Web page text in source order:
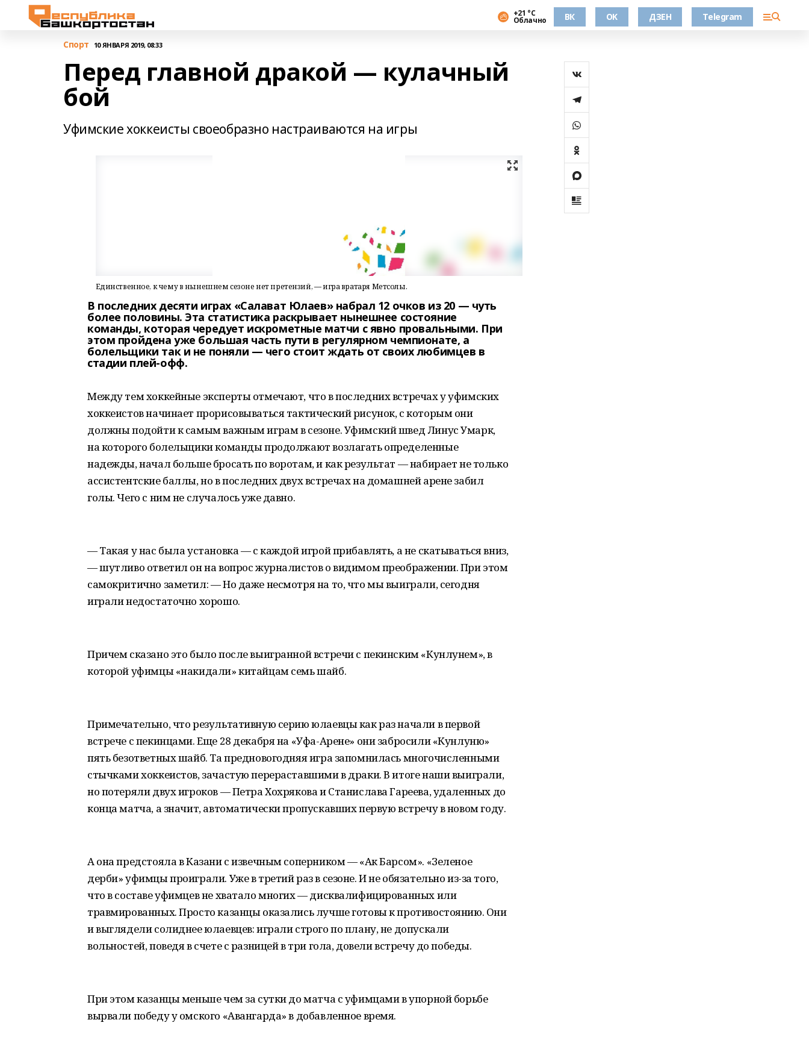
+21 °С
Облачно ВК OK ДЗЕН Telegram
Спорт 10 ЯНВАРЯ 2019, 08:33
Перед главной дракой — кулачный
бой
Уфимские хоккеисты своеобразно настраиваются на игры
Единственное, к чему в нынешнем сезоне нет претензий, — игра вратаря Метсолы.
В последних десяти играх «Салават Юлаев» набрал 12 очков из 20 — чуть
более половины. Эта статистика раскрывает нынешнее состояние
команды, которая чередует искрометные матчи с явно провальными. При
этом пройдена уже большая часть пути в регулярном чемпионате, а
болельщики так и не поняли — чего стоит ждать от своих любимцев в
стадии плей-офф.
Между тем хоккейные эксперты отмечают, что в последних встречах у уфимских
хоккеистов начинает прорисовываться тактический рисунок, с которым они
должны подойти к самым важным играм в сезоне. Уфимский швед Линус Умарк,
на которого болельщики команды продолжают возлагать определенные
надежды, начал больше бросать по воротам, и как результат — набирает не только
ассистентские баллы, но в последних двух встречах на домашней арене забил
голы. Чего с ним не случалось уже давно.
— Такая у нас была установка — с каждой игрой прибавлять, а не скатываться вниз,
— шутливо ответил он на вопрос журналистов о видимом преображении. При этом
самокритично заметил: — Но даже несмотря на то, что мы выиграли, сегодня
играли недостаточно хорошо.
Причем сказано это было после выигранной встречи с пекинским «Кунлунем», в
которой уфимцы «накидали» китайцам семь шайб.
Примечательно, что результативную серию юлаевцы как раз начали в первой
встрече с пекинцами. Еще 28 декабря на «Уфа-Арене» они забросили «Кунлуню»
пять безответных шайб. Та предновогодняя игра запомнилась многочисленными
стычками хоккеистов, зачастую перераставшими в драки. В итоге наши выиграли,
но потеряли двух игроков — Петра Хохрякова и Станислава Гареева, удаленных до
конца матча, а значит, автоматически пропускавших первую встречу в новом году.
А она предстояла в Казани с извечным соперником — «Ак Барсом». «Зеленое
дерби» уфимцы проиграли. Уже в третий раз в сезоне. И не обязательно из-за того,
что в составе уфимцев не хватало многих — дисквалифицированных или
травмированных. Просто казанцы оказались лучше готовы к противостоянию. Они
и выглядели солиднее юлаевцев: играли строго по плану, не допускали
вольностей, поведя в счете с разницей в три гола, довели встречу до победы.
При этом казанцы меньше чем за сутки до матча с уфимцами в упорной борьбе
вырвали победу у омского «Авангарда» в добавленное время.